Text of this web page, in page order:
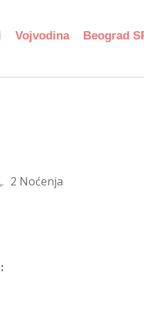
Vojvodina Beograd
2 Noćenja